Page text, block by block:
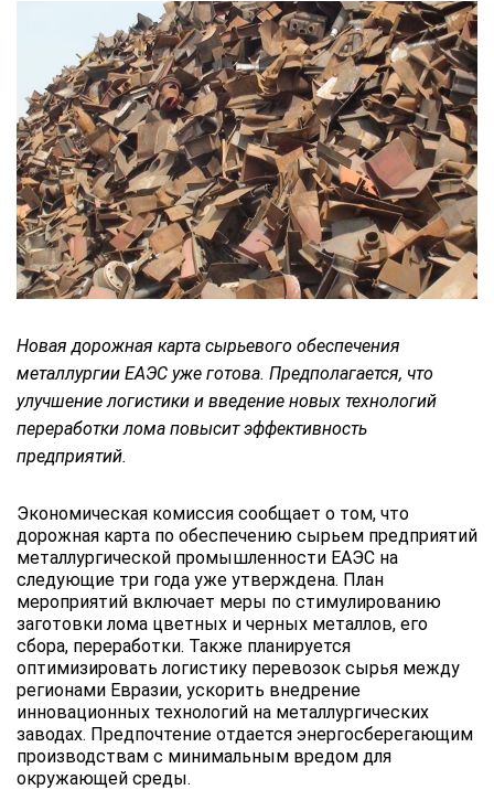
Новая дорожная карта сырьевого обеспечения
металлургии ЕАЭС уже готова. Предполагается, что
улучшение логистики и введение новых технологий
переработки лома повысит эффективность
предприятий.
Экономическая комиссия сообщает о том, что
дорожная карта по обеспечению сырьем предприятий
металлургической промышленности ЕАЭС на
следующие три года уже утверждена. План
мероприятий включает меры по стимулированию
заготовки лома цветных и черных металлов, его
сбора, переработки. Также планируется
оптимизировать логистику перевозок сырья между
регионами Евразии, ускорить внедрение
инновационных технологий на металлургических
заводах. Предпочтение отдается энергосберегающим
производствам с минимальным вредом для
окружающей среды.